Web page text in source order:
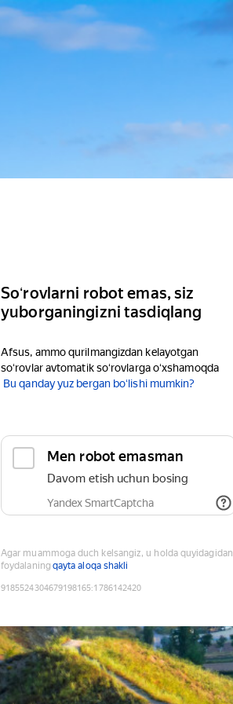
Soʻrovlarni robot emas, siz
yuborganingizni tasdiqlang
Afsus, ammo qurilmangizdan kelayotgan
soʻrovlar avtomatik soʻrovlarga oʻxshamoqda
Bu qanday yuz bergan boʻlishi mumkin?
Men robot emasman
Davom etish uchun bosing
Yandex SmartCaptcha
Agar muammoga duch kelsangiz, u holda quyidagidan
foydalaning qayta aloqa shakli
9185524304679198165:1786142420